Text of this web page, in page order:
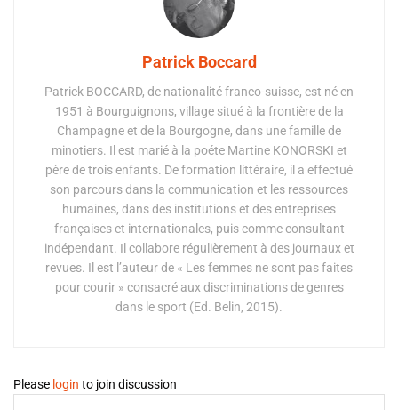
Patrick Boccard
Patrick BOCCARD, de nationalité franco-suisse, est né en
1951 à Bourguignons, village situé à la frontière de la
Champagne et de la Bourgogne, dans une famille de
minotiers. Il est marié à la poéte Martine KONORSKI et
père de trois enfants. De formation littéraire, il a effectué
son parcours dans la communication et les ressources
humaines, dans des institutions et des entreprises
françaises et internationales, puis comme consultant
indépendant. Il collabore régulièrement à des journaux et
revues. Il est l’auteur de « Les femmes ne sont pas faites
pour courir » consacré aux discriminations de genres
dans le sport (Ed. Belin, 2015).
Please login to join discussion